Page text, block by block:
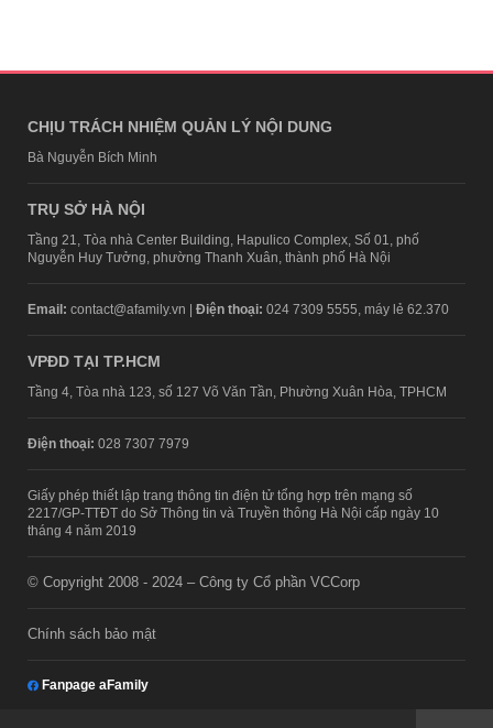
CHỊU TRÁCH NHIỆM QUẢN LÝ NỘI DUNG
Bà Nguyễn Bích Minh
TRỤ SỞ HÀ NỘI
Tầng 21, Tòa nhà Center Building, Hapulico Complex, Số 01, phố
Nguyễn Huy Tưởng, phường Thanh Xuân, thành phố Hà Nội
Email: contact@afamily.vn | Điện thoại: 024 7309 5555, máy lẻ 62.370
VPĐD TẠI TP.HCM
Tầng 4, Tòa nhà 123, số 127 Võ Văn Tần, Phường Xuân Hòa, TPHCM
Điện thoại: 028 7307 7979
Giấy phép thiết lập trang thông tin điện tử tổng hợp trên mạng số
2217/GP-TTĐT do Sở Thông tin và Truyền thông Hà Nội cấp ngày 10
tháng 4 năm 2019
© Copyright 2008 - 2024 – Công ty Cổ phần VCCorp
Chính sách bảo mật
Fanpage aFamily